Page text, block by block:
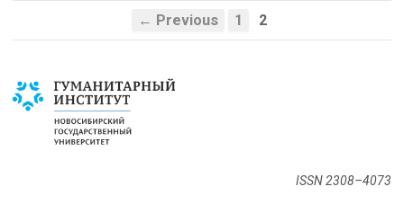
← Previous 1 2
ISSN 2308–4073